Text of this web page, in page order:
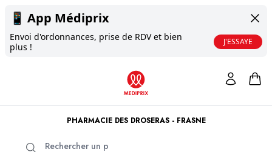
📱 App Médiprix
Envoi d'ordonnances, prise de RDV et bien
plus !
J'ESSAYE
PHARMACIE DES DROSERAS - FRASNE